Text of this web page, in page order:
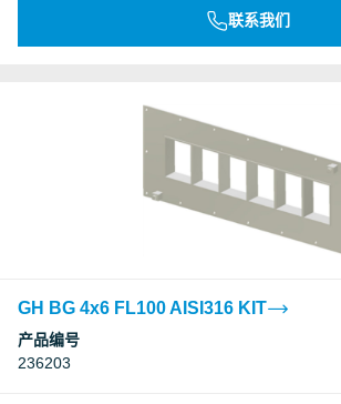
联系我们
GH BG 4x6 FL100 AISI316 KIT
产品编号
236203